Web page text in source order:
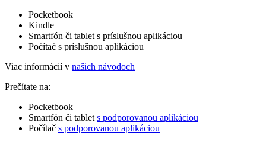
Pocketbook
Kindle
Smartfón či tablet s príslušnou aplikáciou
Počítač s príslušnou aplikáciou
Viac informácií v našich návodoch
Prečítate na:
Pocketbook
Smartfón či tablet s podporovanou aplikáciou
Počítač s podporovanou aplikáciou